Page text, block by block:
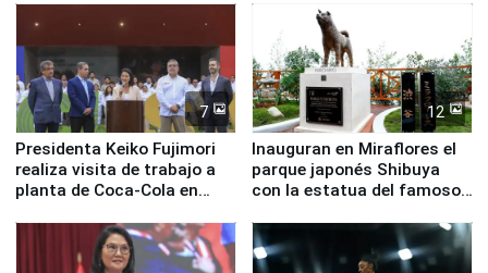
7
Presidenta Keiko Fujimori
realiza visita de trabajo a
planta de Coca-Cola en
12
Inauguran en Miraflores el
parque japonés Shibuya
con la estatua del famoso